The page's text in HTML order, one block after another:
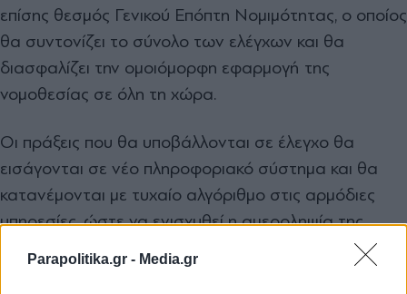
Parapolitika.gr - Media.gr
επίσης θεσμός Γενικού Επόπτη Νομιμότητας, ο οποίος
θα συντονίζει το σύνολο των ελέγχων και θα
διασφαλίζει την ομοιόμορφη εφαρμογή της
νομοθεσίας σε όλη τη χώρα.
Οι πράξεις που θα υποβάλλονται σε έλεγχο θα
εισάγονται σε νέο πληροφοριακό σύστημα και θα
κατανέμονται με τυχαίο αλγόριθμο στις αρμόδιες
υπηρεσίες, ώστε να ενισχυθεί η αμεροληψία της
διαδικασίας. Παράλληλα τίθενται αυστηρά χρονικά
όρια για την ολοκλήρωση των ελέγχων.